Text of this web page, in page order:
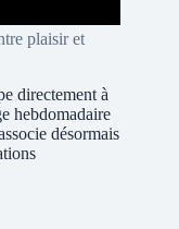
plaisir et
directement à
hebdomadaire
désormais